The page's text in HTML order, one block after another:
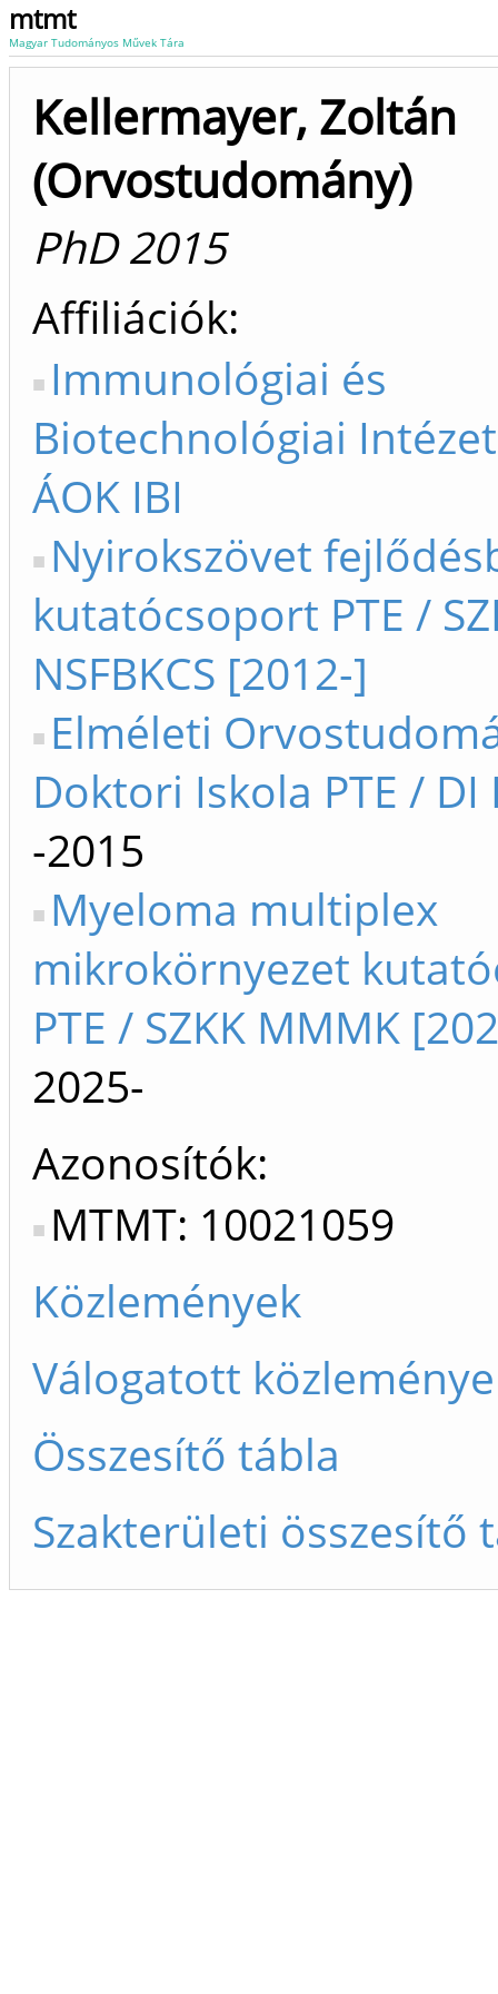
mtmt
Magyar Tudományos Művek Tára
Kellermayer, Zoltán
(Orvostudomány)
PhD 2015
Affiliációk
Immunológiai és
Biotechnológiai
ÁOK IBI
Nyirokszövet
kutatócsoport PTE /
NSFBKCS [2012-]
Elméleti
Doktori Iskola PTE / DI
-2015
Myeloma multiplex
mikrokörnyezet
PTE / SZKK MMMK
2025-
Azonosítók
MTMT: 10021059
Közlemények
Válogatott
Összesítő tábla
Szakterületi összesítő